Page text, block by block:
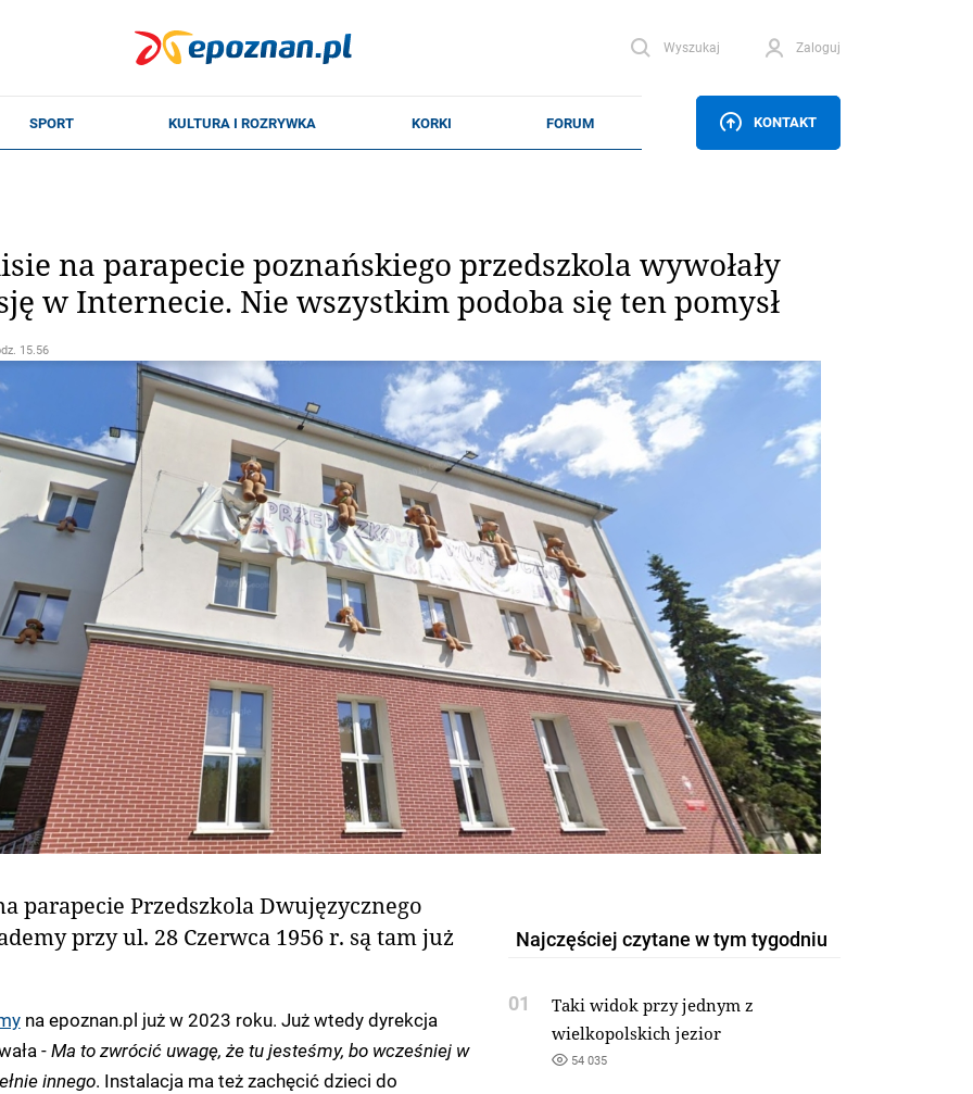
Wyszukaj Zaloguj
KONTAKT
na parapecie poznańskiego przedszkola wywołały
w Internecie. Nie wszystkim podoba się ten pomysł
15.56
parapecie Przedszkola Dwujęzycznego
przy ul. 28 Czerwca 1956 r. są tam już
na epoznan.pl już w 2023 roku. Już wtedy dyrekcja
-Ma to zwrócić uwagę, że tu jesteśmy, bo wcześniej w
innego. Instalacja ma też zachęcić dzieci do
Najczęściej czytane w tym tygodniu
01
Taki widok przy jednym z
wielkopolskich jezior
54 035